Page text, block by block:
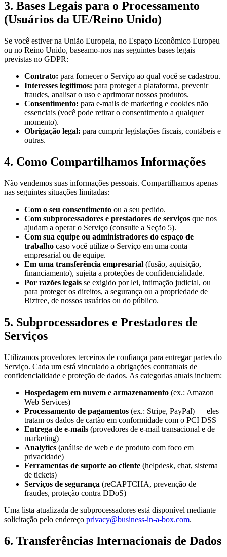
3. Bases Legais para o Processamento
(Usuários da UE/Reino Unido)
Se você estiver na União Europeia, no Espaço Econômico Europeu
ou no Reino Unido, baseamo-nos nas seguintes bases legais
previstas no GDPR:
Contrato: para fornecer o Serviço ao qual você se cadastrou.
Interesses legítimos: para proteger a plataforma, prevenir
fraudes, analisar o uso e aprimorar nossos produtos.
Consentimento: para e-mails de marketing e cookies não
essenciais (você pode retirar o consentimento a qualquer
momento).
Obrigação legal: para cumprir legislações fiscais, contábeis e
outras.
4. Como Compartilhamos Informações
Não vendemos suas informações pessoais. Compartilhamos apenas
nas seguintes situações limitadas:
Com o seu consentimento ou a seu pedido.
Com subprocessadores e prestadores de serviços que nos
ajudam a operar o Serviço (consulte a Seção 5).
Com sua equipe ou administradores do espaço de
trabalho caso você utilize o Serviço em uma conta
empresarial ou de equipe.
Em uma transferência empresarial (fusão, aquisição,
financiamento), sujeita a proteções de confidencialidade.
Por razões legais se exigido por lei, intimação judicial, ou
para proteger os direitos, a segurança ou a propriedade de
Biztree, de nossos usuários ou do público.
5. Subprocessadores e Prestadores de
Serviços
Utilizamos provedores terceiros de confiança para entregar partes do
Serviço. Cada um está vinculado a obrigações contratuais de
confidencialidade e proteção de dados. As categorias atuais incluem:
Hospedagem em nuvem e armazenamento (ex.: Amazon
Web Services)
Processamento de pagamentos (ex.: Stripe, PayPal) — eles
tratam os dados de cartão em conformidade com o PCI DSS
Entrega de e-mails (provedores de e-mail transacional e de
marketing)
Analytics (análise de web e de produto com foco em
privacidade)
Ferramentas de suporte ao cliente (helpdesk, chat, sistema
de tickets)
Serviços de segurança (reCAPTCHA, prevenção de
fraudes, proteção contra DDoS)
Uma lista atualizada de subprocessadores está disponível mediante
solicitação pelo endereço privacy@business-in-a-box.com.
6. Transferências Internacionais de Dados